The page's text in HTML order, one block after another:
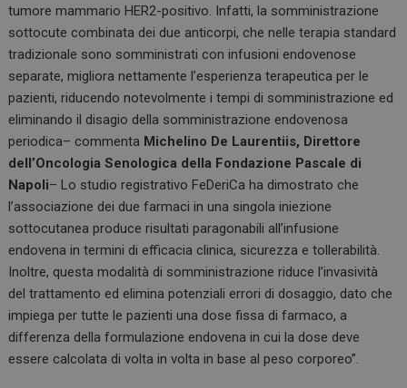
tumore mammario HER2-positivo. Infatti, la somministrazione
sottocute combinata dei due anticorpi, che nelle terapia standard
tradizionale sono somministrati con infusioni endovenose
separate, migliora nettamente l’esperienza terapeutica per le
pazienti, riducendo notevolmente i tempi di somministrazione ed
eliminando il disagio della somministrazione endovenosa
periodica– commenta Michelino De Laurentiis, Direttore
dell’Oncologia Senologica della Fondazione Pascale di
Napoli– Lo studio registrativo FeDeriCa ha dimostrato che
l’associazione dei due farmaci in una singola iniezione
sottocutanea produce risultati paragonabili all’infusione
endovena in termini di efficacia clinica, sicurezza e tollerabilità.
Inoltre, questa modalità di somministrazione riduce l’invasività
del trattamento ed elimina potenziali errori di dosaggio, dato che
impiega per tutte le pazienti una dose fissa di farmaco, a
differenza della formulazione endovena in cui la dose deve
essere calcolata di volta in volta in base al peso corporeo”.